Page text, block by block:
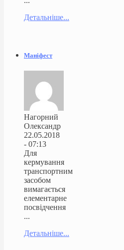
Детальніше...
Маніфест
Нагорний
Олександр
22.05.2018
- 07:13
Для
кермування
транспортним
засобом
вимагається
елементарне
посвідчення
...
Детальніше...